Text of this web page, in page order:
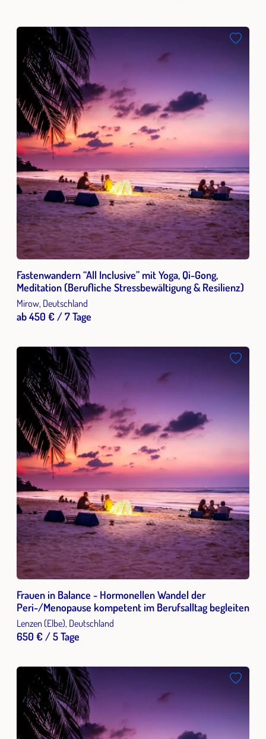
Fastenwandern “All Inclusive” mit Yoga, Qi-Gong,
Meditation (Berufliche Stressbewältigung & Resilienz)
Mirow, Deutschland
ab 450 € / 7 Tage
Frauen in Balance - Hormonellen Wandel der
Peri-/Menopause kompetent im Berufsalltag begleiten
Lenzen (Elbe), Deutschland
650 € / 5 Tage